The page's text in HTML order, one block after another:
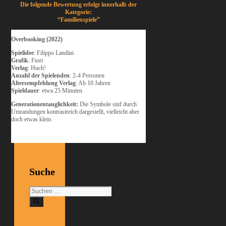
Die folgende Bewertung erfolgt innerhalb der
Kategorie:
“Familienspiele”
Overbooking (2022)
Spielidee: Filippo Landini
Grafik: Fiori
Verlag: Huch!
Anzahl der Spielenden: 2-4 Personen
Altersempfehlung Verlag: Ab 10 Jahren
Spieldauer: etwa 25 Minuten
Generationentauglichkeit:Die Symbole sinf durch
Umrandungen kontrastreich dargestellt, vielleicht aber
doch etwas klein.
Suche
Suchen
nach: